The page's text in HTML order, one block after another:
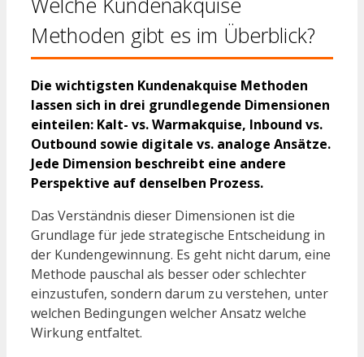
Methoden gibt es im Überblick?
Die wichtigsten Kundenakquise Methoden
lassen sich in drei grundlegende Dimensionen
einteilen: Kalt- vs. Warmakquise, Inbound vs.
Outbound sowie digitale vs. analoge Ansätze.
Jede Dimension beschreibt eine andere
Perspektive auf denselben Prozess.
Das Verständnis dieser Dimensionen ist die
Grundlage für jede strategische Entscheidung in
der Kundengewinnung. Es geht nicht darum, eine
Methode pauschal als besser oder schlechter
einzustufen, sondern darum zu verstehen, unter
welchen Bedingungen welcher Ansatz welche
Wirkung entfaltet.